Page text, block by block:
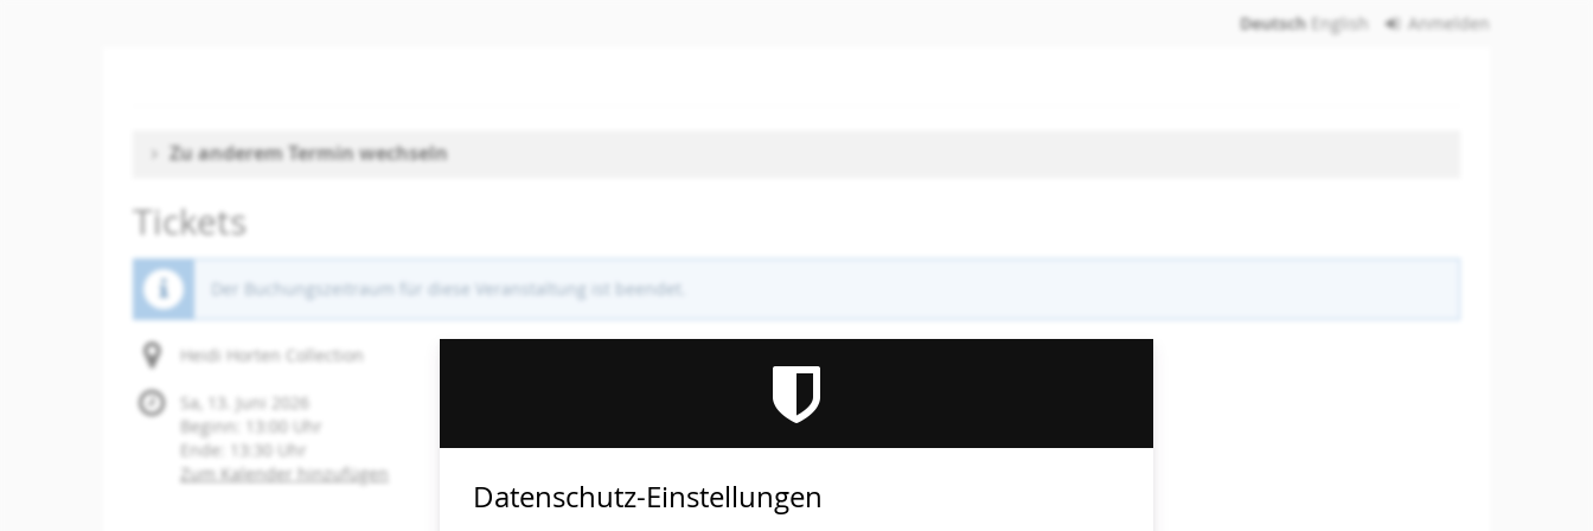
Deutsch English Anmelden
Zu anderem Termin wechseln
Tickets
Der Buchungszeitraum für diese Veranstaltung ist beendet.
Heidi Horten Collection
Sa, 13. Juni 2026
Beginn:
13:00
Uhr
Ende:
13:30
Uhr
Zum Kalender hinzufügen
Datenschutz-Einstellungen